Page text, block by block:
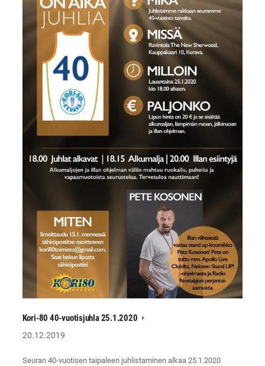
Kori-80 40-vuotisjuhla 25.1.2020
20.12.2019
Seuran 40-vuotisen taipaleen juhlistaminen alkaa 25.1.2020